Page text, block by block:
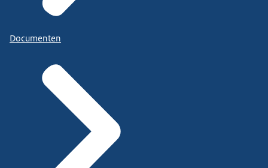
Documenten